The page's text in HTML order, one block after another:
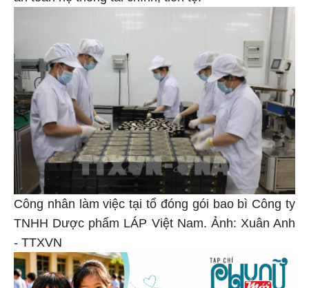
Công nhân làm việc tại tổ đóng gói bao bì Công ty
TNHH Dược phẩm LÁP Việt Nam. Ảnh: Xuân Anh
- TTXVN